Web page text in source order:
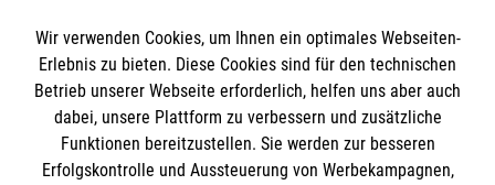
Impressum
Datenschutz
Kontakt
Die Malteser
Wir verwenden Cookies, um Ihnen ein optimales Webseiten-
Erlebnis zu bieten. Diese Cookies sind für den technischen
Betrieb unserer Webseite erforderlich, helfen uns aber auch
dabei, unsere Plattform zu verbessern und zusätzliche
Funktionen bereitzustellen. Sie werden zur besseren
Erfolgskontrolle und Aussteuerung von Werbekampagnen,